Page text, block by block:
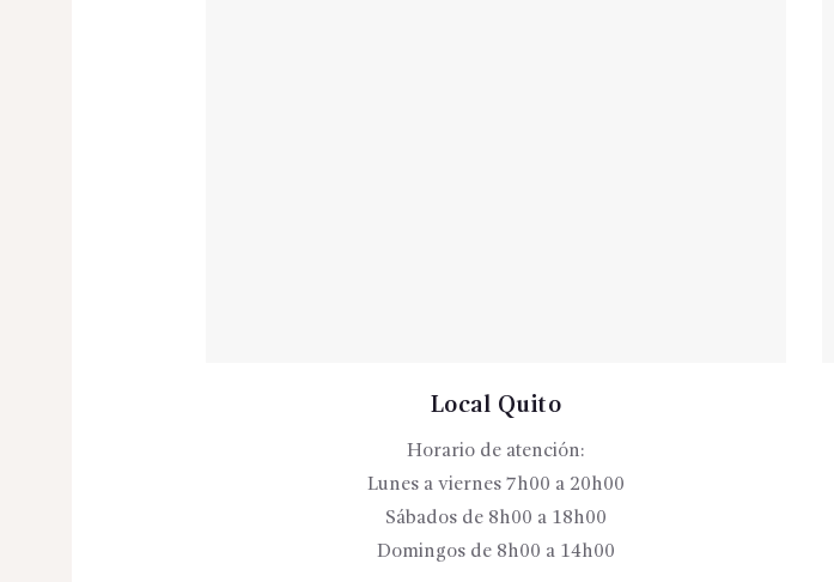
Local Quito
Horario de atención:
Lunes a viernes 7h00 a 20h00
Sábados de 8h00 a 18h00
Domingos de 8h00 a 14h00